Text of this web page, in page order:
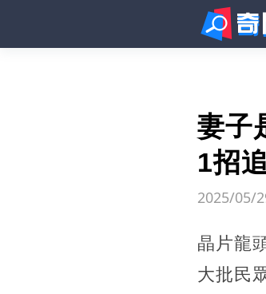
妻子
1招
2025/05/
晶片龍
大批民